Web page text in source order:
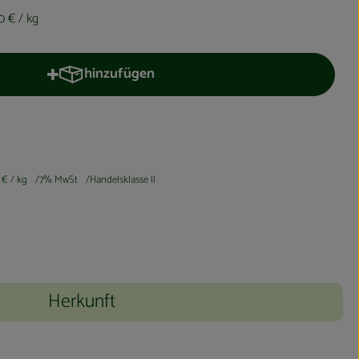
€/ kg
hinzufügen
Produkt zum Warenkorb hinzufügen
/ kg 7% MwSt Handelsklasse II
Herkunft